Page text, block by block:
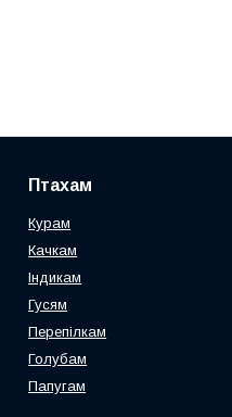
Птахам
Курам
Качкам
Індикам
Гусям
Перепілкам
Голубам
Папугам